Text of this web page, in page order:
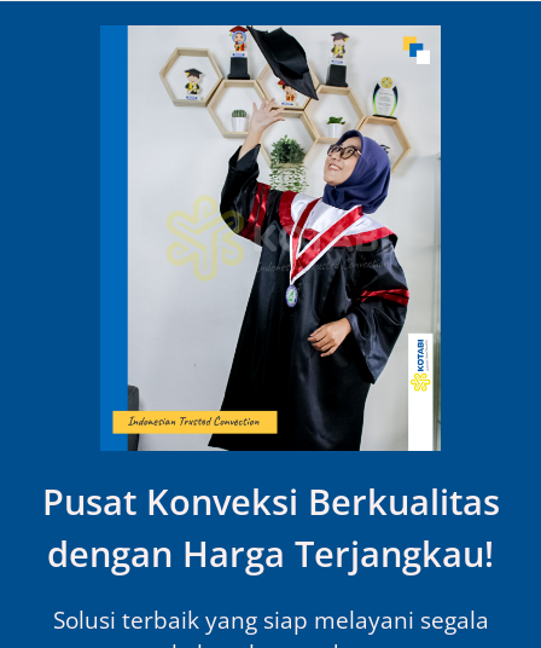
Pusat Konveksi Berkualitas
dengan Harga Terjangkau!
Solusi terbaik yang siap melayani segala